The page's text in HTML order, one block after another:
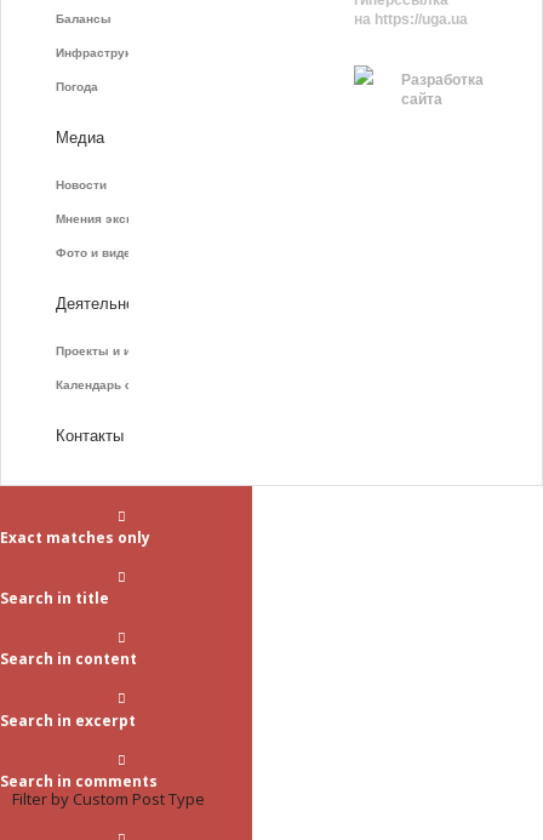
Балансы
Инфраструктура
Погода
Медиа
Новости
Мнения экспертов
Фото и видео
Деятельность
Проекты и инициативы
Календарь событий
Контакты
на https://uga.ua
Разработка
сайта
Exact matches only
Search in title
Search in content
Search in excerpt
Search in comments
Filter by Custom Post Type